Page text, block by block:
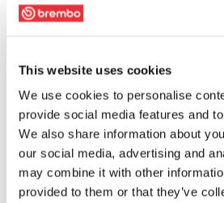
This website uses cookies
We use cookies to personalise
provide social media features and
We also share information about
our social media, advertising and
may combine it with other
provided to them or that they’ve